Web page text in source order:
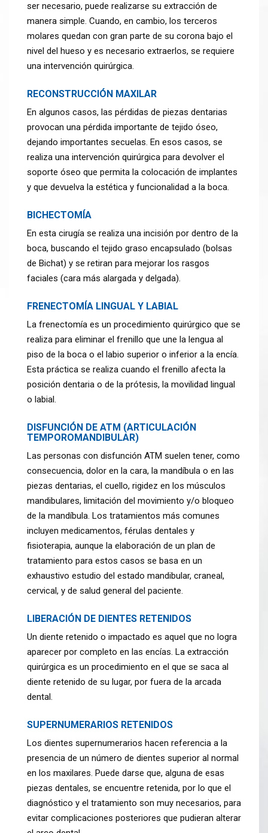
ser necesario, puede realizarse su extracción de
manera simple. Cuando, en cambio, los terceros
molares quedan con gran parte de su corona bajo el
nivel del hueso y es necesario extraerlos, se requiere
una intervención quirúrgica.
RECONSTRUCCIÓN MAXILAR
En algunos casos, las pérdidas de piezas dentarias
provocan una pérdida importante de tejido óseo,
dejando importantes secuelas. En esos casos, se
realiza una intervención quirúrgica para devolver el
soporte óseo que permita la colocación de implantes
y que devuelva la estética y funcionalidad a la boca.
BICHECTOMÍA
En esta cirugía se realiza una incisión por dentro de la
boca, buscando el tejido graso encapsulado (bolsas
de Bichat) y se retiran para mejorar los rasgos
faciales (cara más alargada y delgada).
FRENECTOMÍA LINGUAL Y LABIAL
La frenectomía es un procedimiento quirúrgico que se
realiza para eliminar el frenillo que une la lengua al
piso de la boca o el labio superior o inferior a la encía.
Esta práctica se realiza cuando el frenillo afecta la
posición dentaria o de la prótesis, la movilidad lingual
o labial.
DISFUNCIÓN DE ATM (ARTICULACIÓN
TEMPOROMANDIBULAR)
Las personas con disfunción ATM suelen tener, como
consecuencia, dolor en la cara, la mandíbula o en las
piezas dentarias, el cuello, rigidez en los músculos
mandibulares, limitación del movimiento y/o bloqueo
de la mandíbula. Los tratamientos más comunes
incluyen medicamentos, férulas dentales y
fisioterapia, aunque la elaboración de un plan de
tratamiento para estos casos se basa en un
exhaustivo estudio del estado mandibular, craneal,
cervical, y de salud general del paciente.
LIBERACIÓN DE DIENTES RETENIDOS
Un diente retenido o impactado es aquel que no logra
aparecer por completo en las encías. La extracción
quirúrgica es un procedimiento en el que se saca al
diente retenido de su lugar, por fuera de la arcada
dental.
SUPERNUMERARIOS RETENIDOS
Los dientes supernumerarios hacen referencia a la
presencia de un número de dientes superior al normal
en los maxilares. Puede darse que, alguna de esas
piezas dentales, se encuentre retenida, por lo que el
diagnóstico y el tratamiento son muy necesarios, para
evitar complicaciones posteriores que pudieran alterar